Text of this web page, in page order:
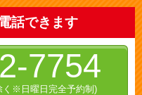
話できます
7754
く※日曜日完全予約制)